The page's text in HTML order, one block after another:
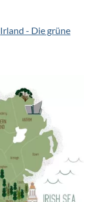
Irland - Die grüne